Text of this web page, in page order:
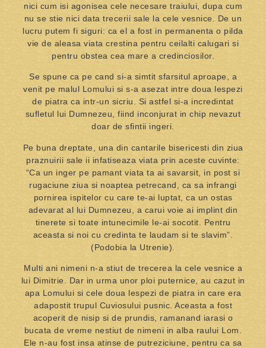
nici cum isi agonisea cele necesare traiului, dupa cum
nu se stie nici data trecerii sale la cele vesnice. De un
lucru putem fi siguri: ca el a fost in permanenta o pilda
vie de aleasa viata crestina pentru ceilalti calugari si
pentru obstea cea mare a credinciosilor.
Se spune ca pe cand si-a simtit sfarsitul aproape, a
venit pe malul Lomului si s-a asezat intre doua lespezi
de piatra ca intr-un sicriu. Si astfel si-a incredintat
sufletul lui Dumnezeu, fiind inconjurat in chip nevazut
doar de sfintii ingeri.
Pe buna dreptate, una din cantarile bisericesti din ziua
praznuirii sale ii infatiseaza viata prin aceste cuvinte:
“Ca un inger pe pamant viata ta ai savarsit, in post si
rugaciune ziua si noaptea petrecand, ca sa infrangi
pornirea ispitelor cu care te-ai luptat, ca un ostas
adevarat al lui Dumnezeu, a carui voie ai implint din
tinerete si toate intunecimile le-ai socotit. Pentru
aceasta si noi cu credinta te laudam si te slavim”.
(Podobia la Utrenie).
Multi ani nimeni n-a stiut de trecerea la cele vesnice a
lui Dimitrie. Dar in urma unor ploi puternice, au cazut in
apa Lomului si cele doua lespezi de piatra in care era
adapostit trupul Cuviosului pusnic. Aceasta a fost
acoperit de nisip si de prundis, ramanand iarasi o
bucata de vreme nestiut de nimeni in alba raului Lom.
Ele n-au fost insa atinse de putreziciune, pentru ca sa